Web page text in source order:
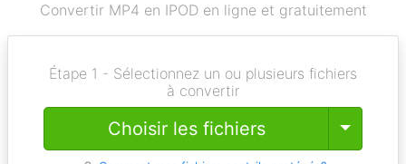
Convertir MP4 en IPOD en ligne et gratuitement
Étape 1 - Sélectionnez un ou plusieurs fichiers
à convertir
Choisir les fichiers Toggle